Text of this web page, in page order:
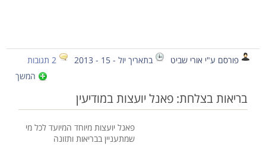
פורסם ע"י אורי שביט בתאריך יול - 15 - 2013
2 תגובות
המשך
בריאות בצלחת: פאנל יועצות במודיעין
פאנל יועצות מיוחד המיועד לכל מי
שמתעניין בבריאות ותזונה